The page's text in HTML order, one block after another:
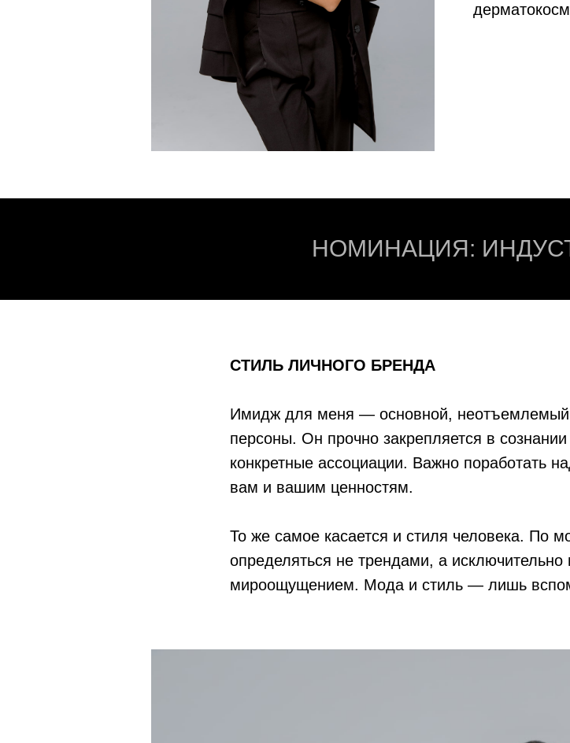
НОМИНАЦИЯ:
СТИЛЬ ЛИЧНОГО БРЕНДА
Имидж для меня — основной, неотъемлемый
персоны. Он прочно закрепляется в
конкретные ассоциации. Важно поработать
вам и вашим ценностям.
То же самое касается и стиля человека. По
определяться не трендами, а
мироощущением. Мода и стиль — лишь